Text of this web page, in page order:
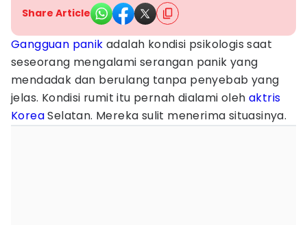
Share Article
Gangguan panik adalah kondisi psikologis saat
seseorang mengalami serangan panik yang
mendadak dan berulang tanpa penyebab yang
jelas. Kondisi rumit itu pernah dialami oleh aktris
KoreaSelatan. Mereka sulit menerima situasinya.